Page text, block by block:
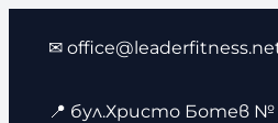
съдържанието
✉
📍 бул.Христо Ботев №